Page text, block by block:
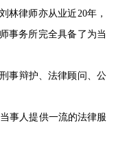
林律师亦从业近20年，
事务所完全具备了为当
事辩护、法律顾问、公
事人提供一流的法律服